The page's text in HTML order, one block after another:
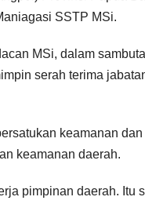
SSTP MSi.
MSi, dalam
serah terima
keamanan
keamanan daerah.
pimpinan daerah. Itu